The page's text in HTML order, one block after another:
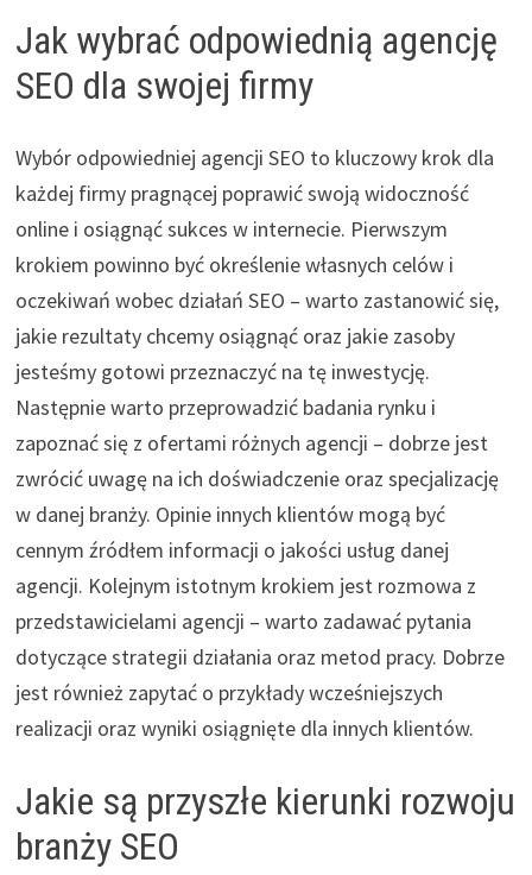
Jak wybrać odpowiednią agencję
SEO dla swojej firmy
Wybór odpowiedniej agencji SEO to kluczowy krok dla
każdej firmy pragnącej poprawić swoją widoczność
online i osiągnąć sukces w internecie. Pierwszym
krokiem powinno być określenie własnych celów i
oczekiwań wobec działań SEO – warto zastanowić się,
jakie rezultaty chcemy osiągnąć oraz jakie zasoby
jesteśmy gotowi przeznaczyć na tę inwestycję.
Następnie warto przeprowadzić badania rynku i
zapoznać się z ofertami różnych agencji – dobrze jest
zwrócić uwagę na ich doświadczenie oraz specjalizację
w danej branży. Opinie innych klientów mogą być
cennym źródłem informacji o jakości usług danej
agencji. Kolejnym istotnym krokiem jest rozmowa z
przedstawicielami agencji – warto zadawać pytania
dotyczące strategii działania oraz metod pracy. Dobrze
jest również zapytać o przykłady wcześniejszych
realizacji oraz wyniki osiągnięte dla innych klientów.
Jakie są przyszłe kierunki rozwoju
branży SEO